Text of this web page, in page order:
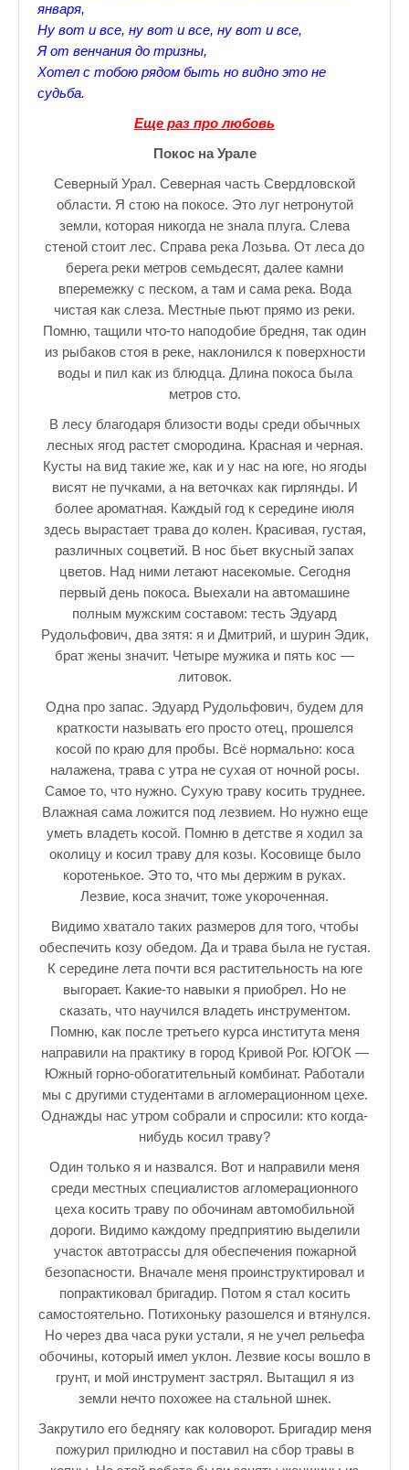
РЕЦЕПТЫ
Отечество нам Царское Село.
Тренеры по настольному теннису в Пушкине
♪♫Рассказы 4★
января,
Ну вот и все, ну вот и все, ну вот и все,
Я от венчания до тризны,
Хотел с тобою рядом быть но видно это не
судьба.
Еще раз про любовь
Покос на Урале
Северный Урал. Северная часть Свердловской
области. Я стою на покосе. Это луг нетронутой
земли, которая никогда не знала плуга. Слева
стеной стоит лес. Справа река Лозьва. От леса до
берега реки метров семьдесят, далее камни
вперемежку с песком, а там и сама река. Вода
чистая как слеза. Местные пьют прямо из реки.
Помню, тащили что-то наподобие бредня, так один
из рыбаков стоя в реке, наклонился к поверхности
воды и пил как из блюдца. Длина покоса была
метров сто.
В лесу благодаря близости воды среди обычных
лесных ягод растет смородина. Красная и черная.
Кусты на вид такие же, как и у нас на юге, но ягоды
висят не пучками, а на веточках как гирлянды. И
более ароматная. Каждый год к середине июля
здесь вырастает трава до колен. Красивая, густая,
различных соцветий. В нос бьет вкусный запах
цветов. Над ними летают насекомые. Сегодня
первый день покоса. Выехали на автомашине
полным мужским составом: тесть Эдуард
Рудольфович, два зятя: я и Дмитрий, и шурин Эдик,
брат жены значит. Четыре мужика и пять кос —
литовок.
Одна про запас. Эдуард Рудольфович, будем для
краткости называть его просто отец, прошелся
косой по краю для пробы. Всё нормально: коса
налажена, трава с утра не сухая от ночной росы.
Самое то, что нужно. Сухую траву косить труднее.
Влажная сама ложится под лезвием. Но нужно еще
уметь владеть косой. Помню в детстве я ходил за
околицу и косил траву для козы. Косовище было
коротенькое. Это то, что мы держим в руках.
Лезвие, коса значит, тоже укороченная.
Видимо хватало таких размеров для того, чтобы
обеспечить козу обедом. Да и трава была не густая.
К середине лета почти вся растительность на юге
выгорает. Какие-то навыки я приобрел. Но не
сказать, что научился владеть инструментом.
Помню, как после третьего курса института меня
направили на практику в город Кривой Рог. ЮГОК —
Южный горно-обогатительный комбинат. Работали
мы с другими студентами в агломерационном цехе.
Однажды нас утром собрали и спросили: кто когда-
нибудь косил траву?
Один только я и назвался. Вот и направили меня
среди местных специалистов агломерационного
цеха косить траву по обочинам автомобильной
дороги. Видимо каждому предприятию выделили
участок автотрассы для обеспечения пожарной
безопасности. Вначале меня проинструктировал и
попрактиковал бригадир. Потом я стал косить
самостоятельно. Потихоньку разошелся и втянулся.
Но через два часа руки устали, я не учел рельефа
обочины, который имел уклон. Лезвие косы вошло в
грунт, и мой инструмент застрял. Вытащил я из
земли нечто похожее на стальной шнек.
Закрутило его беднягу как коловорот. Бригадир меня
пожурил прилюдно и поставил на сбор травы в